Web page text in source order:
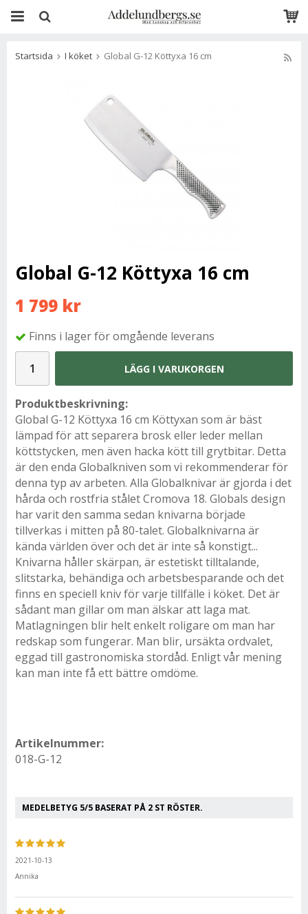
Startsida I köket Global G-12 Köttyxa 16 cm
Global G-12 Köttyxa 16 cm
1 799 kr
Finns i lager för omgående leverans
LÄGG I VARUKORGEN
Produktbeskrivning:
Global G-12 Köttyxa 16 cm Köttyxan som är bäst
lämpad för att separera brosk eller leder mellan
köttstycken, men även hacka kött till grytbitar. Detta
är den enda Globalkniven som vi rekommenderar för
denna typ av arbeten. Alla Globalknivar är gjorda i det
hårda och rostfria stålet Cromova 18. Globals design
har varit den samma sedan knivarna började
tillverkas i mitten på 80-talet. Globalknivarna är
kända världen över och det är inte så konstigt...
Knivarna håller skärpan, är estetiskt tilltalande,
slitstarka, behändiga och arbetsbesparande och det
finns en speciell kniv för varje tillfälle i köket. Det är
sådant man gillar om man älskar att laga mat.
Matlagningen blir helt enkelt roligare om man har
redskap som fungerar. Man blir, ursäkta ordvalet,
eggad till gastronomiska stordåd. Enligt vår mening
kan man inte få ett bättre omdöme.
Artikelnummer:
018-G-12
MEDELBETYG 5/5 BASERAT PÅ 2 ST RÖSTER.
2021-10-13
Annika